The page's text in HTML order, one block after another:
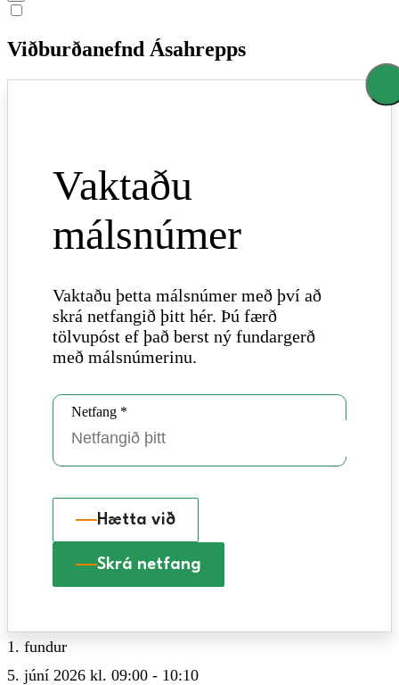
Viðburðanefnd Ásahrepps
Vaktaðu
málsnúmer
Vaktaðu þetta málsnúmer með því að
skrá netfangið þitt hér. Þú færð
tölvupóst ef það berst ný fundargerð
með málsnúmerinu.
Netfang *
Hætta við
Skrá netfang
1. fundur
5. júní 2026 kl. 09:00 - 10:10